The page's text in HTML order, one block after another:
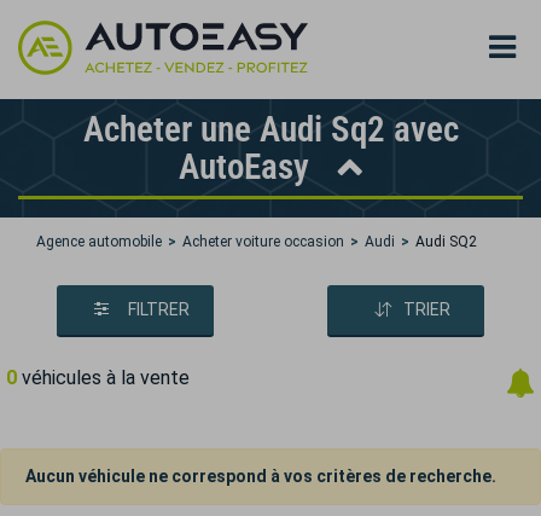
Acheter une Audi Sq2 avec
AutoEasy
Agence automobile Acheter voiture occasion Audi Audi SQ2
FILTRER TRIER
0 véhicules à la vente
Aucun véhicule ne correspond à vos critères de recherche.